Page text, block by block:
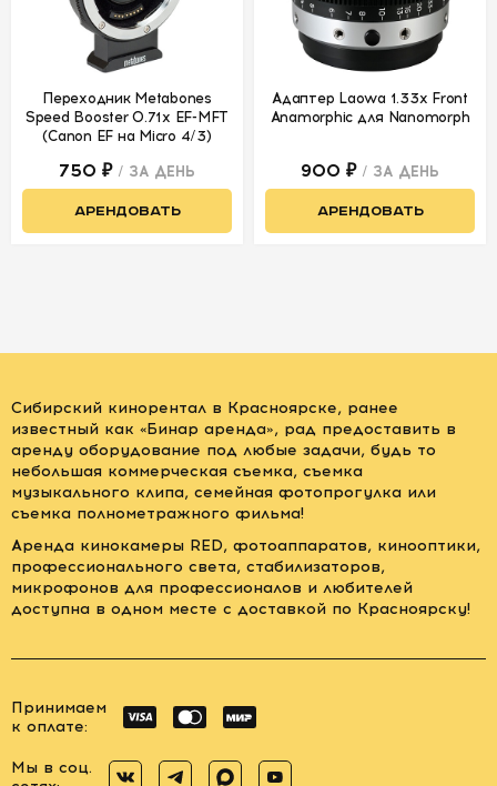
Переходник Metabones
Speed Booster 0.71х EF-MFT
(Canon EF на Micro 4/3)
750 ₽ / ЗА ДЕНЬ
АРЕНДОВАТЬ
Адаптер Laowa 1.33x Front
Anamorphic для Nanomorph
900 ₽ / ЗА ДЕНЬ
АРЕНДОВАТЬ
Сибирский кинорентал в Красноярске, ранее
известный как «Бинар аренда», рад предоставить в
аренду оборудование под любые задачи, будь то
небольшая коммерческая съемка, съемка
музыкального клипа, семейная фотопрогулка или
съемка полнометражного фильма!
Аренда кинокамеры RED, фотоаппаратов, кинооптики,
профессионального света, стабилизаторов,
микрофонов для профессионалов и любителей
доступна в одном месте с доставкой по Красноярску!
Принимаем
к оплате:
Мы в соц.